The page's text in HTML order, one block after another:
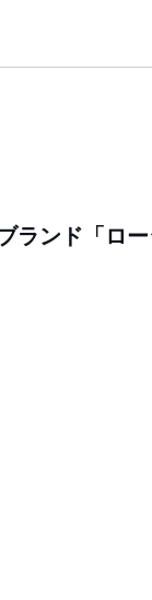
ランド「ロ